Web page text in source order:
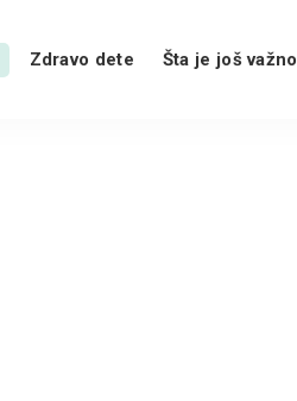
Zdravo dete Šta je još važno